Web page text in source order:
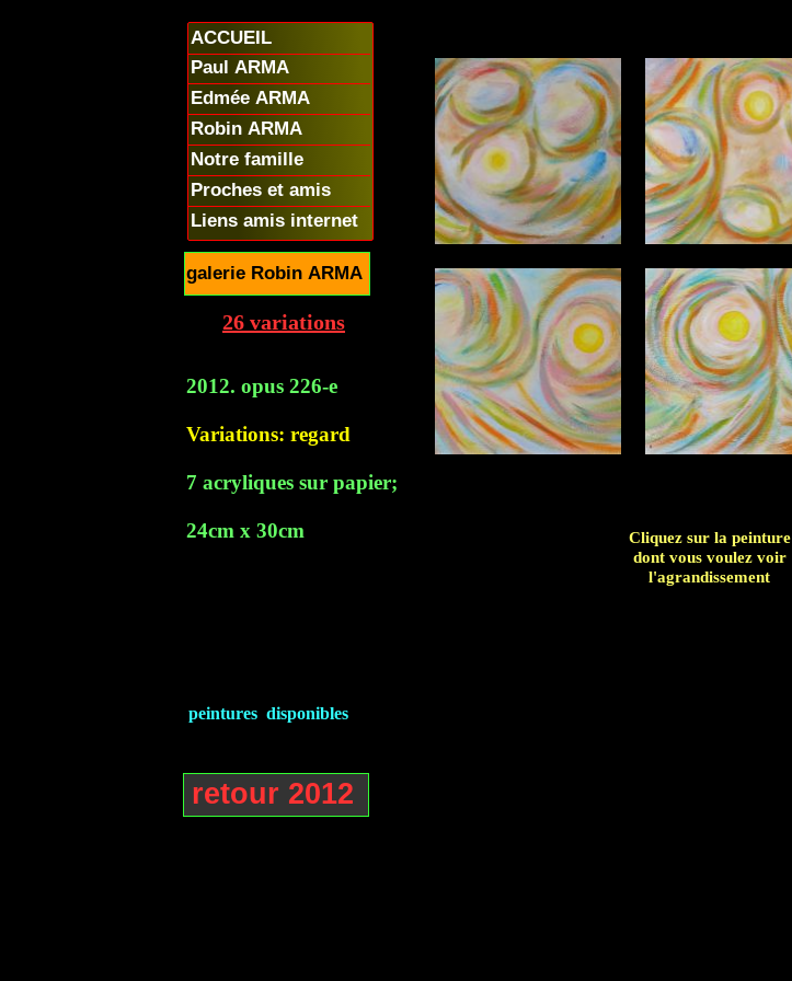
Cliquez sur la peinture
dont vous voulez voir
l'agrandissement
26 variations
retour 2012
2012. opus 226-e
Variations: regard
7 acryliques sur papier;
24cm x 30cm
peintures disponibles
ACCUEIL
Paul ARMA
Edmée ARMA
Robin ARMA
Notre famille
Proches et amis
Liens amis internet
galerie Robin ARMA